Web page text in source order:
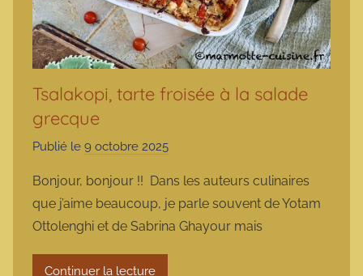
Tsalakopi, tarte froisée à la salade
grecque
Publié le 9 octobre 2025
r
m
a
Bonjour, bonjour !! Dans les auteurs culinaires
que j’aime beaucoup, je parle souvent de Yotam
Ottolenghi et de Sabrina Ghayour mais
Continuer la lecture